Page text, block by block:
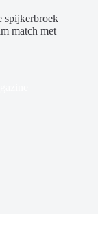
spijkerbroek
match met